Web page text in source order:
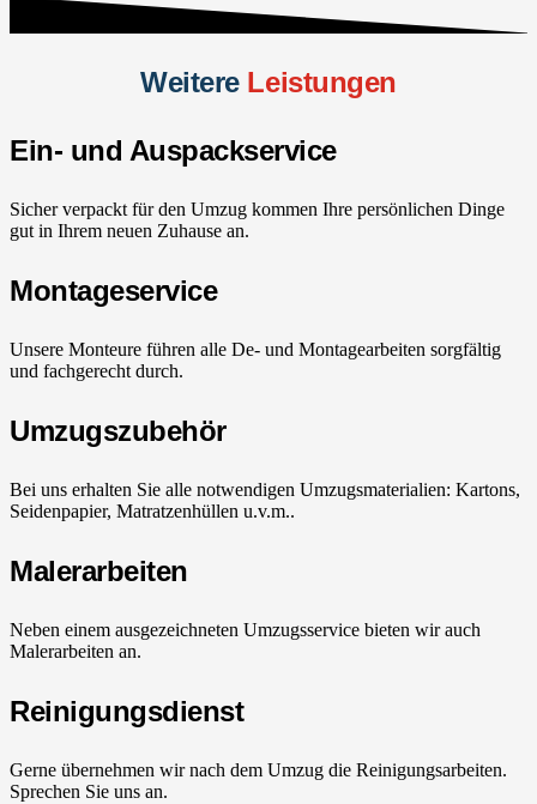
Weitere Leistungen
Ein- und Auspackservice
Sicher verpackt für den Umzug kommen Ihre persönlichen Dinge
gut in Ihrem neuen Zuhause an.
Montageservice
Unsere Monteure führen alle De- und Montagearbeiten sorgfältig
und fachgerecht durch.
Umzugszubehör
Bei uns erhalten Sie alle notwendigen Umzugsmaterialien: Kartons,
Seidenpapier, Matratzenhüllen u.v.m..
Malerarbeiten
Neben einem ausgezeichneten Umzugsservice bieten wir auch
Malerarbeiten an.
Reinigungsdienst
Gerne übernehmen wir nach dem Umzug die Reinigungsarbeiten.
Sprechen Sie uns an.